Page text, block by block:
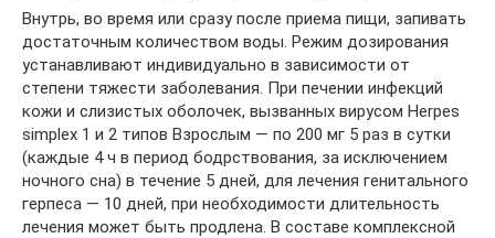
Внутрь, во время или сразу после приема пищи, запивать
достаточным количеством воды. Режим дозирования
устанавливают индивидуально в зависимости от
степени тяжести заболевания. При печении инфекций
кожи и слизистых оболочек, вызванных вирусом Herpes
simplex 1 и 2 типов Взрослым — по 200 мг 5 раз в сутки
(каждые 4 ч в период бодрствования, за исключением
ночного сна) в течение 5 дней, для лечения генитального
герпеса — 10 дней, при необходимости длительность
лечения может быть продлена. В составе комплексной